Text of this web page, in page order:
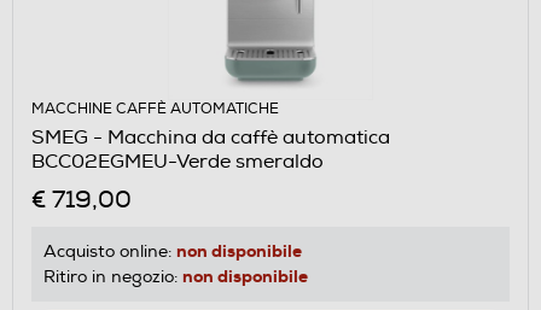
MACCHINE CAFFÈ AUTOMATICHE
SMEG - Macchina da caffè automatica
BCC02EGMEU-Verde smeraldo
€ 719,00
Acquisto online: non disponibile
Ritiro in negozio: non disponibile